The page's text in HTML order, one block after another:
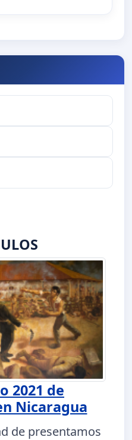
2021 de
Nicaragua
de presentamos